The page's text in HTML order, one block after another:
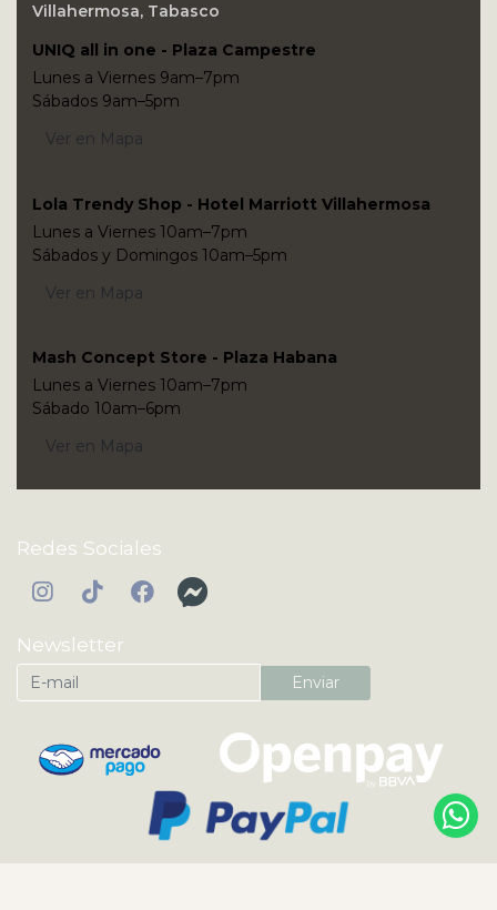
Villahermosa, Tabasco
UNIQ all in one - Plaza Campestre
Lunes a Viernes 9am–7pm
Sábados 9am–5pm
Ver en Mapa
Lola Trendy Shop - Hotel Marriott Villahermosa
Lunes a Viernes 10am–7pm
Sábados y Domingos 10am–5pm
Ver en Mapa
Mash Concept Store - Plaza Habana
Lunes a Viernes 10am–7pm
Sábado 10am–6pm
Ver en Mapa
Redes Sociales
Newsletter
Enviar